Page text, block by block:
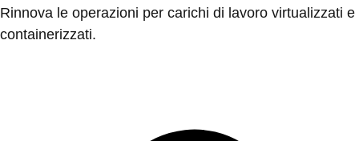
Rinnova le operazioni per carichi di lavoro virtualizzati e
containerizzati.